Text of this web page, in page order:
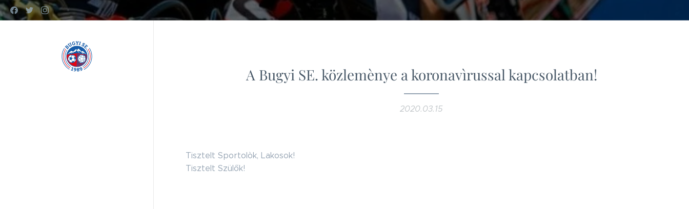
www.bugyise.hu
A Bugyi SE. közlemènye a koronavìrussal kapcsolatban!
2020.03.15
Tisztelt Sportolòk, Lakosok!
Tisztelt Szülők!